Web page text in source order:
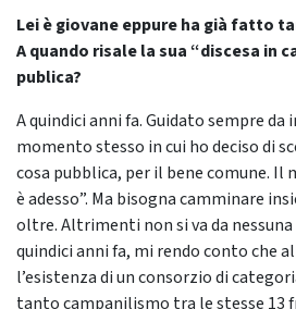
Lei è giovane eppure ha già fatto
A quando risale la sua “discesa in
publica?
A quindici anni fa. Guidato sempre da
momento stesso in cui ho deciso di
cosa pubblica, per il bene comune.
è adesso”. Ma bisogna camminare
oltre. Altrimenti non si va da nessuna
quindici anni fa, mi rendo conto che
l’esistenza di un consorzio di
tanto campanilismo tra le stesse 13